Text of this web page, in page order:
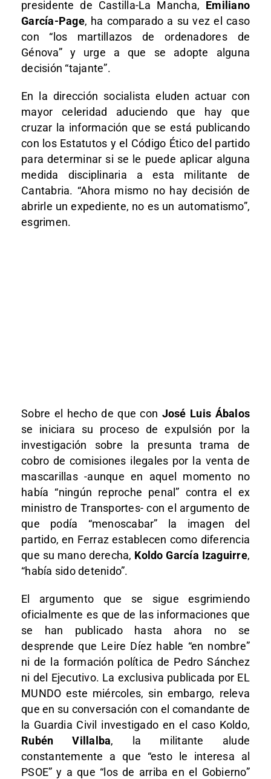
presidente de Castilla-La Mancha, Emiliano
García-Page, ha comparado a su vez el caso
con “los martillazos de ordenadores de
Génova” y urge a que se adopte alguna
decisión “tajante”.
En la dirección socialista eluden actuar con
mayor celeridad aduciendo que hay que
cruzar la información que se está publicando
con los Estatutos y el Código Ético del partido
para determinar si se le puede aplicar alguna
medida disciplinaria a esta militante de
Cantabria. “Ahora mismo no hay decisión de
abrirle un expediente, no es un automatismo”,
esgrimen.
Sobre el hecho de que con José Luis Ábalos
se iniciara su proceso de expulsión por la
investigación sobre la presunta trama de
cobro de comisiones ilegales por la venta de
mascarillas -aunque en aquel momento no
había “ningún reproche penal” contra el ex
ministro de Transportes- con el argumento de
que podía “menoscabar” la imagen del
partido, en Ferraz establecen como diferencia
que su mano derecha, Koldo García Izaguirre,
“había sido detenido”.
El argumento que se sigue esgrimiendo
oficialmente es que de las informaciones que
se han publicado hasta ahora no se
desprende que Leire Díez hable “en nombre”
ni de la formación política de Pedro Sánchez
ni del Ejecutivo. La exclusiva publicada por EL
MUNDO este miércoles, sin embargo, releva
que en su conversación con el comandante de
la Guardia Civil investigado en el caso Koldo,
Rubén Villalba, la militante alude
constantemente a que “esto le interesa al
PSOE” y a que “los de arriba en el Gobierno”